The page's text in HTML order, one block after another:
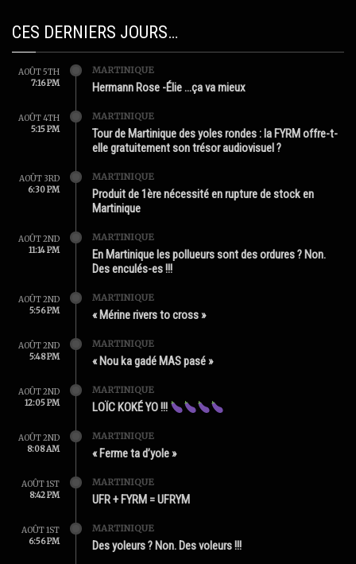
CES DERNIERS JOURS…
AOÛT 5TH
7:16 PM
MARTINIQUE
Hermann Rose -Élie …ça va mieux
AOÛT 4TH
5:15 PM
MARTINIQUE
Tour de Martinique des yoles rondes : la FYRM offre-t-
elle gratuitement son trésor audiovisuel ?
AOÛT 3RD
6:30 PM
MARTINIQUE
Produit de 1ère nécessité en rupture de stock en
Martinique
AOÛT 2ND
11:14 PM
MARTINIQUE
En Martinique les pollueurs sont des ordures ? Non.
Des enculés-es !!!
AOÛT 2ND
5:56 PM
MARTINIQUE
« Mérine rivers to cross »
AOÛT 2ND
5:48 PM
MARTINIQUE
« Nou ka gadé MAS pasé »
AOÛT 2ND
12:05 PM
MARTINIQUE
LOÏC KOKÉ YO !!!
AOÛT 2ND
8:08 AM
MARTINIQUE
« Ferme ta d’yole »
AOÛT 1ST
8:42 PM
MARTINIQUE
UFR + FYRM = UFRYM
AOÛT 1ST
6:56 PM
MARTINIQUE
Des yoleurs ? Non. Des voleurs !!!